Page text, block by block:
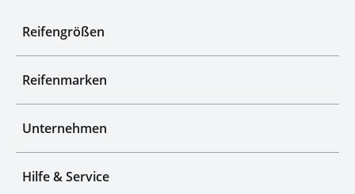
Reifengrößen
Reifenmarken
Unternehmen
Hilfe & Service